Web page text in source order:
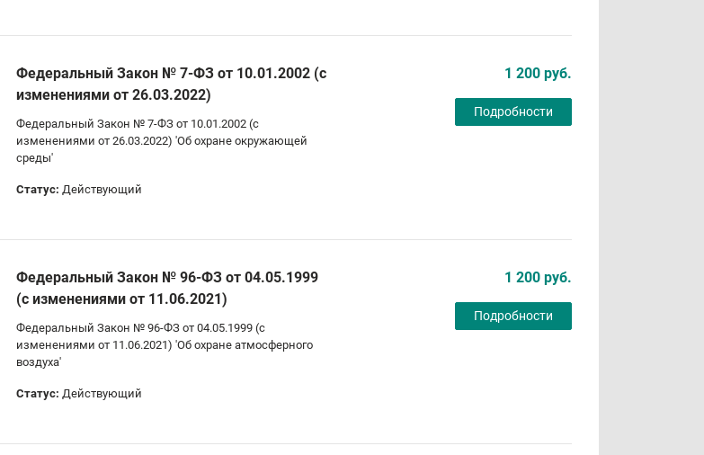
Федеральный Закон № 7-ФЗ от 10.01.2002 (с
изменениями от 26.03.2022)
Федеральный Закон № 7-ФЗ от 10.01.2002 (с
изменениями от 26.03.2022) 'Об охране окружающей
среды'
Статус: Действующий
1 200 руб.
Подробности
Федеральный Закон № 96-ФЗ от 04.05.1999
(с изменениями от 11.06.2021)
Федеральный Закон № 96-ФЗ от 04.05.1999 (с
изменениями от 11.06.2021) 'Об охране атмосферного
воздуха'
Статус: Действующий
1 200 руб.
Подробности